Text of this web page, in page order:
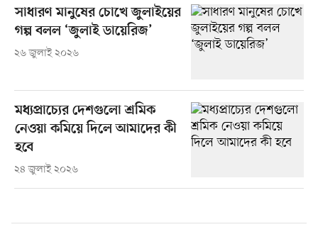
সাধারণ মানুষের চোখে জুলাইয়ের
গল্প বলল ‘জুলাই ডায়েরিজ’
২৬ জুলাই ২০২৬
মধ্যপ্রাচ্যের দেশগুলো শ্রমিক
নেওয়া কমিয়ে দিলে আমাদের কী
হবে
২৪ জুলাই ২০২৬